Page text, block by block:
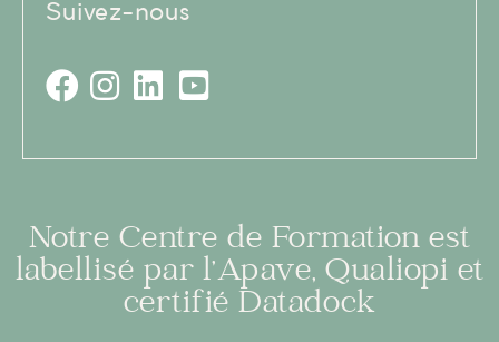
Suivez-nous
Notre Centre de Formation est
labellisé par l’Apave, Qualiopi et
certifié Datadock